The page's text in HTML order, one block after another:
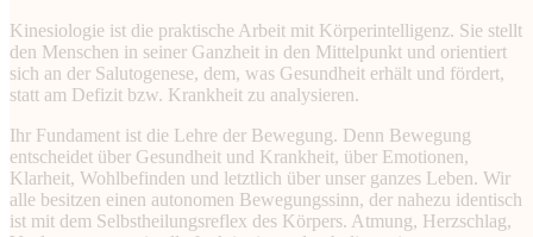
Kinesiologie ist die praktische Arbeit mit Körperintelligenz. Sie stellt
den Menschen in seiner Ganzheit in den Mittelpunkt und orientiert
sich an der Salutogenese, dem, was Gesundheit erhält und fördert,
statt am Defizit bzw. Krankheit zu analysieren.
Ihr Fundament ist die Lehre der Bewegung. Denn Bewegung
entscheidet über Gesundheit und Krankheit, über Emotionen,
Klarheit, Wohlbefinden und letztlich über unser ganzes Leben. Wir
alle besitzen einen autonomen Bewegungssinn, der nahezu identisch
ist mit dem Selbstheilungsreflex des Körpers. Atmung, Herzschlag,